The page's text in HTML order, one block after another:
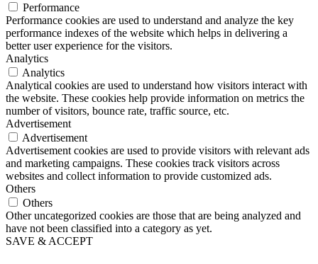
Performance
Performance cookies are used to understand and analyze the key
performance indexes of the website which helps in delivering a
better user experience for the visitors.
Analytics
Analytics
Analytical cookies are used to understand how visitors interact with
the website. These cookies help provide information on metrics the
number of visitors, bounce rate, traffic source, etc.
Advertisement
Advertisement
Advertisement cookies are used to provide visitors with relevant ads
and marketing campaigns. These cookies track visitors across
websites and collect information to provide customized ads.
Others
Others
Other uncategorized cookies are those that are being analyzed and
have not been classified into a category as yet.
SAVE & ACCEPT